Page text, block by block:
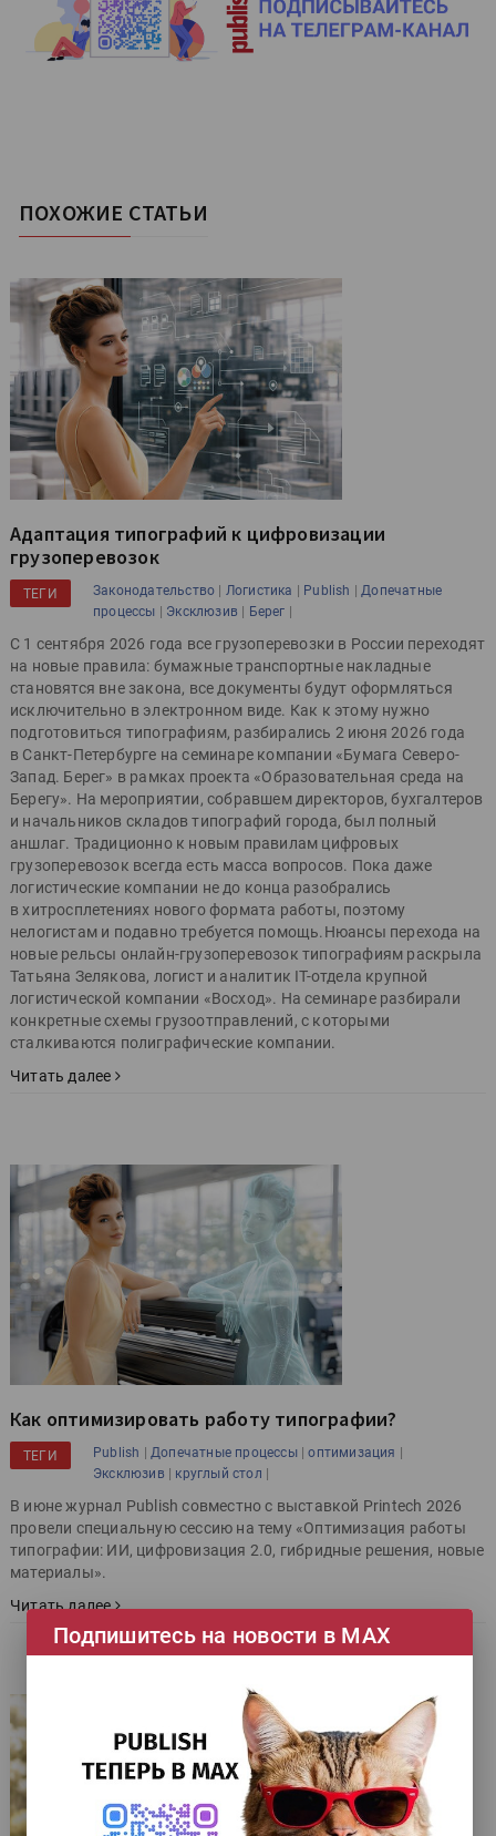
ПОХОЖИЕ СТАТЬИ
Адаптация типографий к цифровизации
грузоперевозок
ТЕГИ Законодательство | Логистика | Publish | Допечатные
процессы | Эксклюзив | Берег |
С 1 сентября 2026 года все грузоперевозки в России переходят
на новые правила: бумажные транспортные накладные
становятся вне закона, все документы будут оформляться
исключительно в электронном виде. Как к этому нужно
подготовиться типографиям, разбирались 2 июня 2026 года
в Санкт-Петербурге на семинаре компании «Бумага Северо-
Запад. Берег» в рамках проекта «Образовательная среда на
Берегу». На мероприятии, собравшем директоров, бухгалтеров
и начальников складов типографий города, был полный
аншлаг. Традиционно к новым правилам цифровых
грузоперевозок всегда есть масса вопросов. Пока даже
логистические компании не до конца разобрались
в хитросплетениях нового формата работы, поэтому
нелогистам и подавно требуется помощь.Нюансы перехода на
новые рельсы онлайн-грузоперевозок типографиям раскрыла
Татьяна Зелякова, логист и аналитик IT-отдела крупной
логистической компании «Восход». На семинаре разбирали
конкретные схемы грузоотправлений, с которыми
сталкиваются полиграфические компании.
Читать далее
Как оптимизировать работу типографии?
ТЕГИ Publish |Допечатные процессы|оптимизация |
Эксклюзив | круглый стол |
В июне журнал Publish совместно с выставкой Printech 2026
провели специальную сессию на тему «Оптимизация работы
типографии: ИИ, цифровизация 2.0, гибридные решения, новые
материалы».
Читать далее
Подпишитесь на новости в МАХ